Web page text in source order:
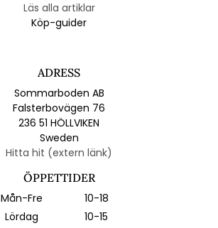
Läs alla artiklar
Köp-guider
ADRESS
Sommarboden AB
Falsterbovägen 76
236 51 HÖLLVIKEN
Sweden
Hitta hit (extern länk)
ÖPPETTIDER
Mån-Fre
10-18
Lördag
10-15